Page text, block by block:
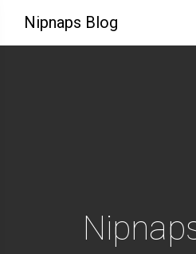
Nipnaps Blog